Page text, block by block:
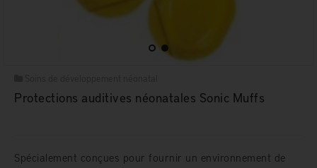
Protections auditives néonatales Sonic Muffs
Spécialement conçues pour fournir un environnement de